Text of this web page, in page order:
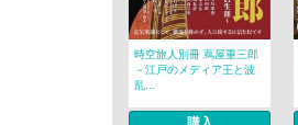
時空旅人別冊 蔦屋重三郎
－江戸のメディア王と波
乱...